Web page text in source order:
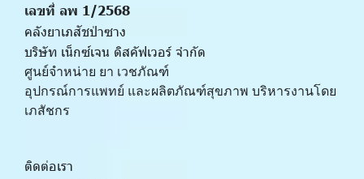
เลขที่ ลพ 1/2568
คลังยาเภสัชป่าซาง
บริษัท เน็กซ์เจน ดิสคัฟเวอร์ จำกัด
ศูนย์จำหน่าย ยา เวชภัณฑ์
﻿อุปกรณ์การแพทย์ และผลิตภัณฑ์สุขภาพ บริหารงานโดย
เภสัชกร
ติดต่อเรา